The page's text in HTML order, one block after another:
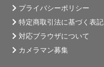
プライバシーポリシー
特定商取引法に基づく表記
対応ブラウザについて
カメラマン募集